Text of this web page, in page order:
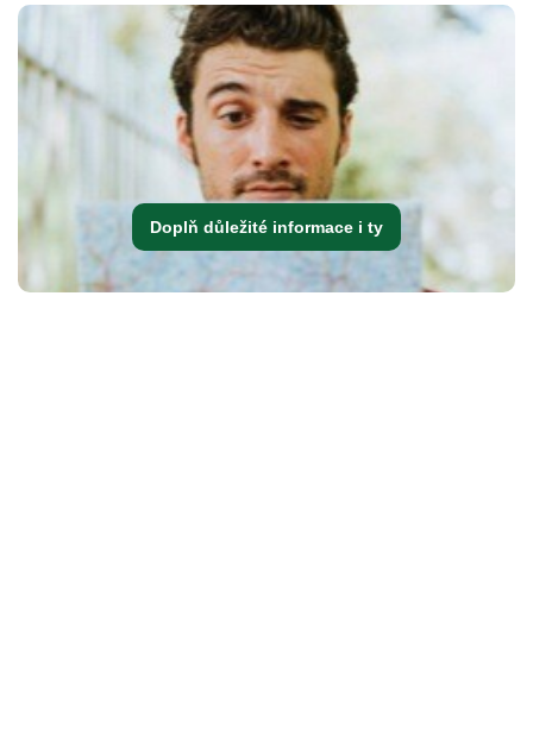
Doplň důležité informace i ty